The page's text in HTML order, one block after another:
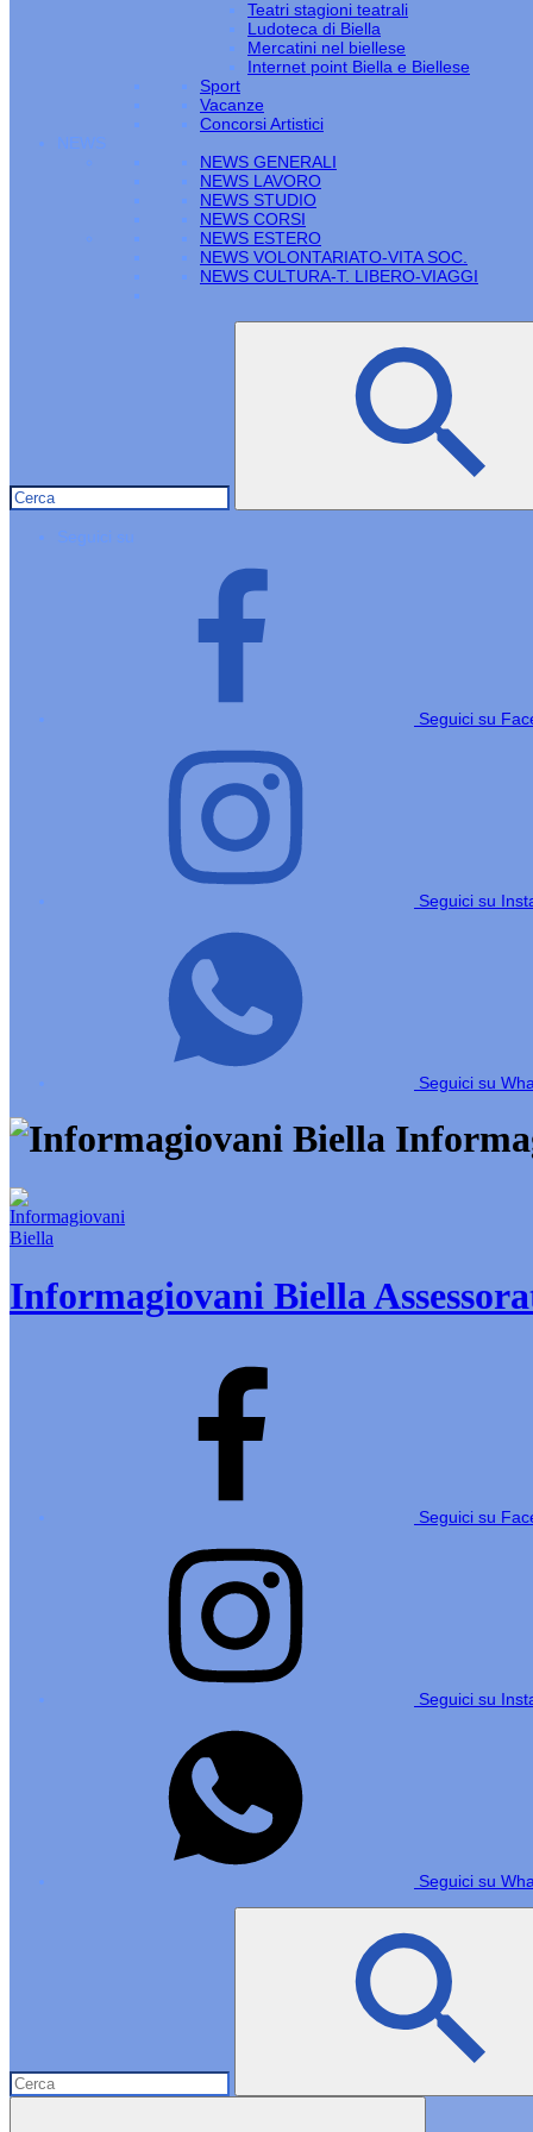
Teatri stagioni teatrali
Ludoteca di Biella
Mercatini nel biellese
Internet point Biella e Biellese
Sport
Vacanze
Concorsi Artistici
NEWS
NEWS GENERALI
NEWS LAVORO
NEWS STUDIO
NEWS CORSI
NEWS ESTERO
NEWS VOLONTARIATO-VITA SOC.
NEWS CULTURA-T. LIBERO-VIAGGI
Seguici su
Seguici su
Seguici su
Seguici su
Informagiovani Biella
Seguici su
Seguici su
Seguici su